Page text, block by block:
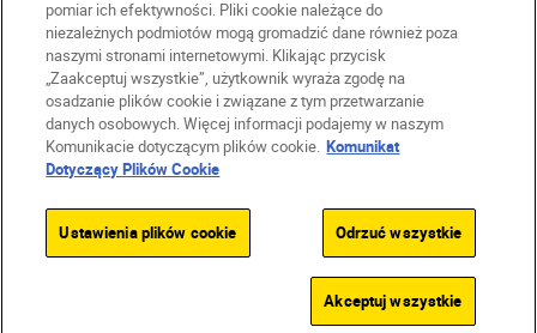
Skontaktuj się z nami
Oświadczenie dotyczące prywatności
Warunki użytkowania
Warunki korzystania z Nikon Store
Komunikat dotyczący plików cookie
Dostępność
Ustawienia plików cookie
© 2026 Nikon
SKIP
pomiar ich efektywności. Pliki cookie należące do
niezależnych podmiotów mogą gromadzić dane również poza
naszymi stronami internetowymi. Klikając przycisk
„Zaakceptuj wszystkie”, użytkownik wyraża zgodę na
osadzanie plików cookie i związane z tym przetwarzanie
danych osobowych. Więcej informacji podajemy w naszym
Komunikacie dotyczącym plików cookie. Komunikat
Dotyczący Plików Cookie
Ustawienia plików cookie Odrzuć wszystkie
Akceptuj wszystkie